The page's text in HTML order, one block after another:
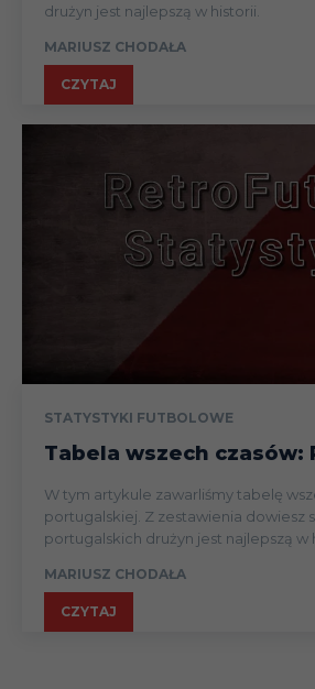
drużyn jest najlepszą w historii.
MARIUSZ CHODAŁA
CZYTAJ
STATYSTYKI FUTBOLOWE
Tabela wszech czasów:
W tym artykule zawarliśmy tabelę
portugalskiej. Z zestawienia dowiesz
portugalskich drużyn jest najlepszą w
MARIUSZ CHODAŁA
CZYTAJ